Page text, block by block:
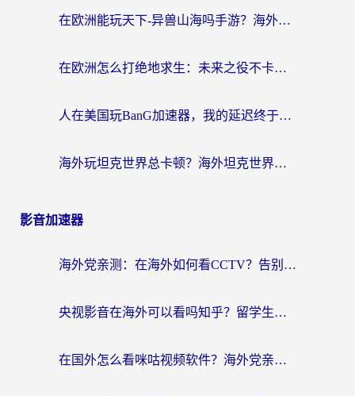
在欧洲能玩天下-异兽山海吗手游？海外玩家的加速器生存指南
在欧洲怎么打绝地求生：未来之役不卡？留学生亲测的加速器避坑指南
人在美国玩BanG加速器，我的延迟终于绿了
海外玩坦克世界总卡顿？海外坦克世界加速器有哪些？实测好用的选择在这里
影音加速器
海外党亲测：在海外如何看CCTV？告别“仅限大陆播放”的实用指南
央视影音在海外可以看吗知乎？留学生亲测：3步解决地域限制+追剧自由
在国外怎么看咪咕视频软件？海外党亲测有效的回国加速方案